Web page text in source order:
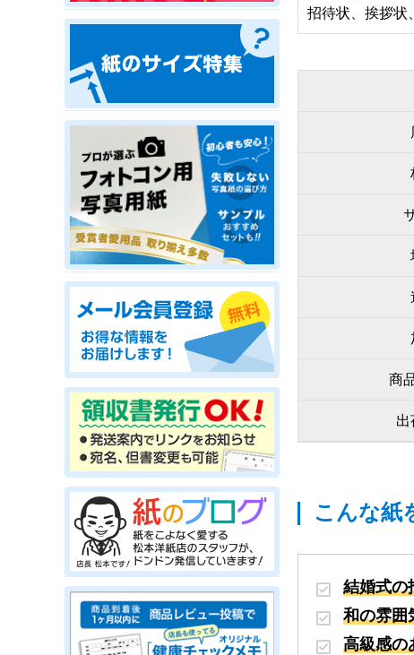
招待状、挨拶状
商
出
こんな紙
結婚式の
和の雰囲
高級感の